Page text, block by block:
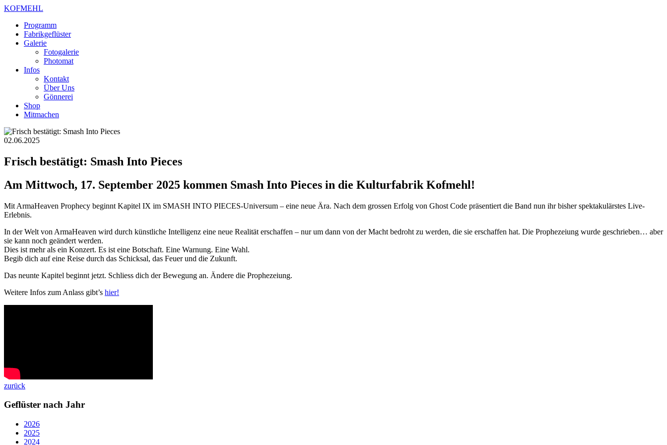
KOFMEHL
Programm
Fabrikgeflüster
Galerie
Fotogalerie
Photomat
Infos
Kontakt
Über Uns
Gönnerei
Shop
Mitmachen
02.06.2025
Frisch bestätigt: Smash Into Pieces
Am Mittwoch, 17. September 2025 kommen Smash Into Pieces in die Kulturfabrik Kofmehl!
Mit ArmaHeaven Prophecy beginnt Kapitel IX im SMASH INTO PIECES-Universum – eine neue Ära. Nach dem grossen Erfolg von Ghost Code präsentiert die Band nun ihr bisher spektakulärstes Live-
Erlebnis.
In der Welt von ArmaHeaven wird durch künstliche Intelligenz eine neue Realität erschaffen – nur um dann von der Macht bedroht zu werden, die sie erschaffen hat. Die Prophezeiung wurde geschrieben… aber
sie kann noch geändert werden.
Dies ist mehr als ein Konzert. Es ist eine Botschaft. Eine Warnung. Eine Wahl.
Begib dich auf eine Reise durch das Schicksal, das Feuer und die Zukunft.
Das neunte Kapitel beginnt jetzt. Schliess dich der Bewegung an. Ändere die Prophezeiung.
Weitere Infos zum Anlass gibt’s hier!
zurück
Geflüster nach Jahr
2026
2025
2024